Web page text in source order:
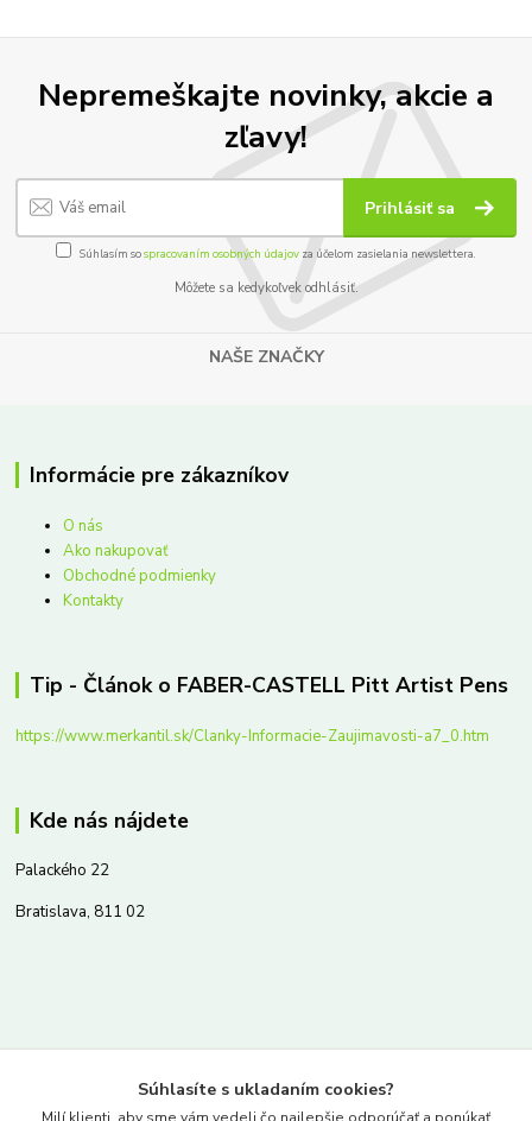
Nepremeškajte novinky, akcie a
zľavy!
Prihlásiť sa
Súhlasím sospracovaním osobných údajov za účelom zasielania newslettera.
Môžete sa kedykoľvek odhlásiť.
NAŠE ZNAČKY
Informácie pre zákazníkov
O nás
Ako nakupovať
Obchodné podmienky
Kontakty
Tip - Článok o FABER-CASTELL Pitt Artist Pens
https://www.merkantil.sk/Clanky-Informacie-Zaujimavosti-a7_0.htm
Kde nás nájdete
Palackého 22
Bratislava, 811 02
www.merkantil.sk
Súhlasíte s ukladaním cookies?